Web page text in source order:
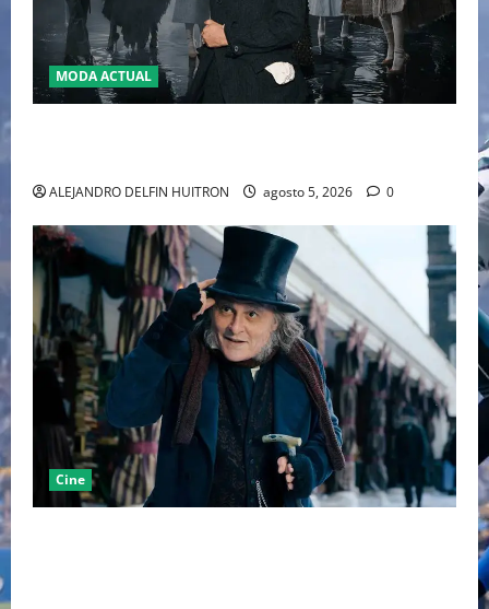
MODA ACTUAL
ALEJANDRO DELFIN HUITRON agosto 5, 2026 0
Cine